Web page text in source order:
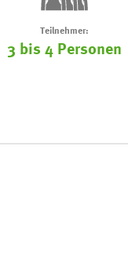
Teilnehmer:
3 bis 4 Personen